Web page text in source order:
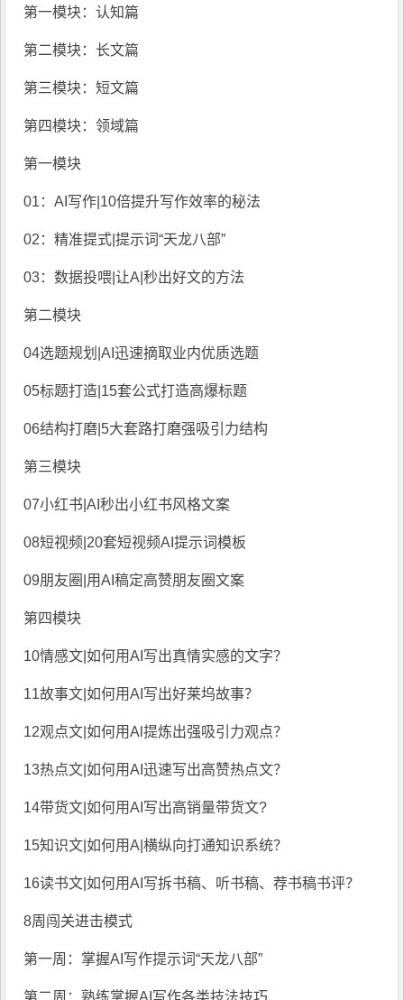
第一模块：认知篇
第二模块：长文篇
第三模块：短文篇
第四模块：领域篇
第一模块
01：AI写作|10倍提升写作效率的秘法
02：精准提式|提示词“天龙八部”
03：数据投喂|让A|秒出好文的方法
第二模块
04选题规划|AI迅速摘取业内优质选题
05标题打造|15套公式打造高爆标题
06结构打磨|5大套路打磨强吸引力结构
第三模块
07小红书|AI秒出小红书风格文案
08短视频|20套短视频AI提示词模板
09朋友圈|用AI稿定高赞朋友圈文案
第四模块
10情感文|如何用AI写出真情实感的文字？
11故事文|如何用AI写出好莱坞故事？
12观点文|如何用Al提炼出强吸引力观点？
13热点文|如何用AI迅速写出高赞热点文？
14带货文|如何用AI写出高销量带货文?
15知识文|如何用A|横纵向打通知识系统？
16读书文|如何用AI写拆书稿、听书稿、荐书稿书评？
8周闯关进击模式
第一周：掌握AI写作提示词“天龙八部”
第二周：熟练掌握AI写作各类技法技巧